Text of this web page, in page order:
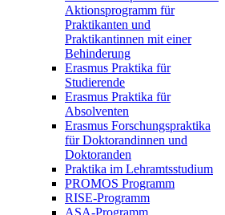
Aktionsprogramm für
Praktikanten und
Praktikantinnen mit einer
Behinderung
Erasmus Praktika für
Studierende
Erasmus Praktika für
Absolventen
Erasmus Forschungspraktika
für Doktorandinnen und
Doktoranden
Praktika im Lehramtsstudium
PROMOS Programm
RISE-Programm
ASA-Programm